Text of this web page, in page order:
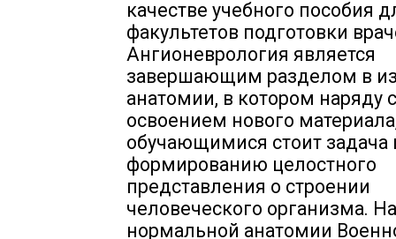
качестве учебного пособия
факультетов подготовки
Ангионеврология является
завершающим разделом в
анатомии, в котором наряду с
освоением нового
обучающимися стоит задача
формированию целостного
представления о строении
человеческого организма.
нормальной анатомии